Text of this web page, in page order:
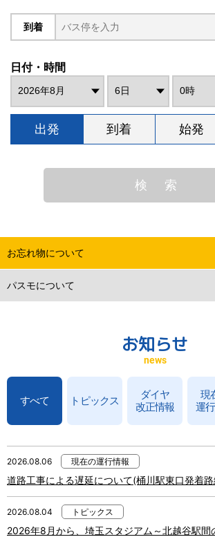
到着
日付・時間
出発 到着 始発
お忘れ物について
パスモについて
お知らせ
news
すべて トピックス
ダイヤ
改正情報
現
運
2026.08.06 現在の運行情報
道路工事による遅延について(桶川駅東口発着
2026.08.04 トピックス
2026年8月から、埼玉スタジアム～北越谷駅間